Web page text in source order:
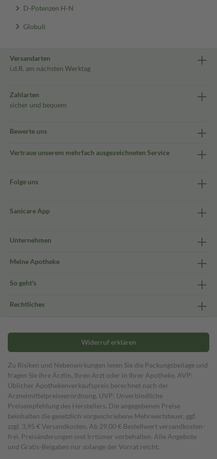
D-Potenzen H-N
Globuli
Versandarten
i.d.R. am nächsten Werktag
Zahlarten
sicher und bequem
Bewerte uns
Vertraue unserem mehrfach ausgezeichneten Service
Folge uns
Sanicare App
Unternehmen
Meine Apotheke
So geht's
Rechtliches
Widerruf erklären
Zu Risiken und Nebenwirkungen lesen Sie die Packungsbeilage und
fragen Sie Ihre Ärztin, Ihren Arzt oder in Ihrer Apotheke. AVP:
Üblicher Apothekenverkaufspreis berechnet nach der
Arzneimittelpreisverordnung. UVP: Unverbindliche
Preisempfehlung des Herstellers. Die angegebenen Preise
beinhalten die gesetzlich vorgeschriebene Mehrwertsteuer, ggf.
zzgl. 3,95 € Versandkosten. Ab 29,00 € Bestell­wert versand­kosten­
frei. Preisänderungen und Irrtümer vorbehalten. Alle Angebote
und Gratis-Beigaben nur solange der Vorrat reicht.